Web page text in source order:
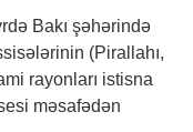
Bakı şəhərində
(Pirallahı,
rayonları istisna
məsafədən